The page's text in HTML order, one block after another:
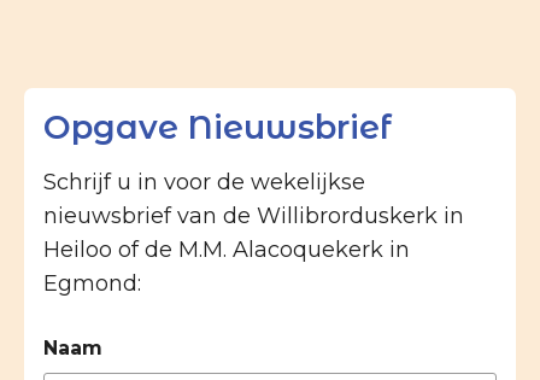
Opgave Nieuwsbrief
Schrijf u in voor de wekelijkse
nieuwsbrief van de Willibrorduskerk in
Heiloo of de M.M. Alacoquekerk in
Egmond:
Naam